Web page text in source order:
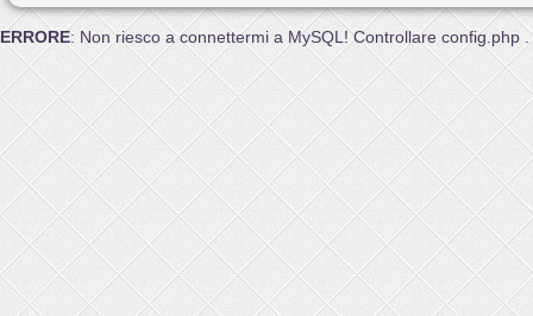
ERRORE: Non riesco a connettermi a MySQL! Controllare config.php .